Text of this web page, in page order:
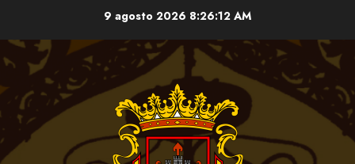
contenido
9 agosto 2026 8:26:12 AM